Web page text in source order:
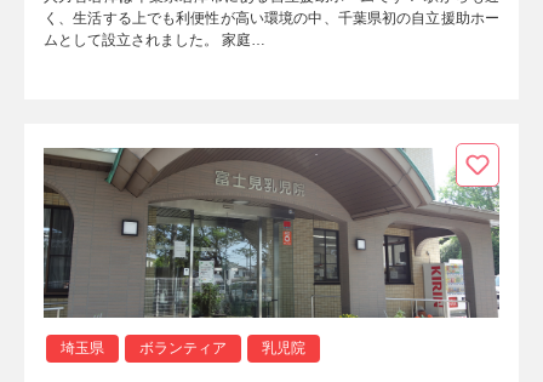
く、生活する上でも利便性が高い環境の中、千葉県初の自立援助ホー
ムとして設立されました。 家庭…
埼玉県 ボランティア 乳児院